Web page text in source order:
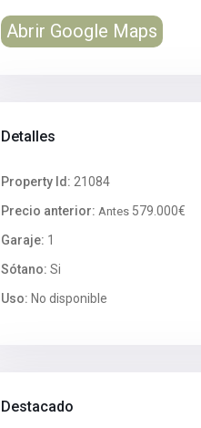
Abrir Google Maps
Detalles
Property Id: 21084
Precio anterior: Antes 579.000€
Garaje: 1
Sótano: Si
Uso: No disponible
Destacado